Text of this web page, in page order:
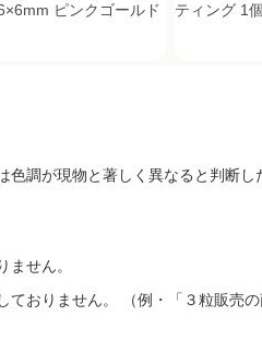
ピンクゴールド
ティング 1個
調が現物と著しく異なると判断し
せん。
おりません。 （例・「３粒販売